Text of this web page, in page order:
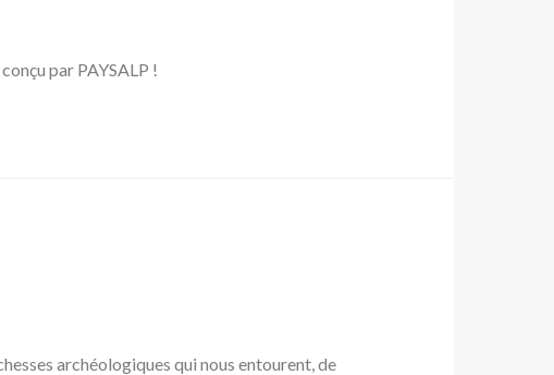
par PAYSALP !
archéologiques qui nous entourent, de